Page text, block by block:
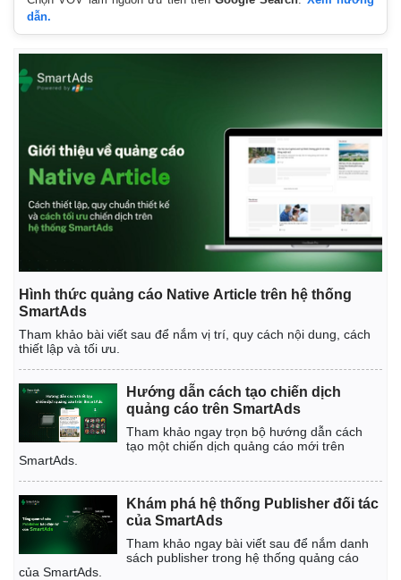
dẫn.
Hình thức quảng cáo Native Article trên hệ thống
SmartAds
Tham khảo bài viết sau để nắm vị trí, quy cách nội dung, cách
thiết lập và tối ưu.
Hướng dẫn cách tạo chiến dịch
quảng cáo trên SmartAds
Tham khảo ngay trọn bộ hướng dẫn cách
tạo một chiến dịch quảng cáo mới trên
SmartAds.
Khám phá hệ thống Publisher đối tác
của SmartAds
Tham khảo ngay bài viết sau để nắm danh
sách publisher trong hệ thống quảng cáo
của SmartAds.